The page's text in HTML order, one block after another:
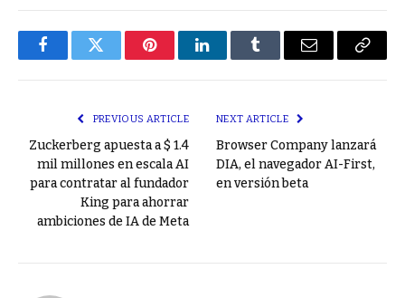
FacebookTwitter PinterestLinkedInTumblr Email
Copy
PREVIOUS ARTICLE
Zuckerberg apuesta a $ 1.4
mil millones en escala AI
para contratar al fundador
King para ahorrar
ambiciones de IA de Meta
NEXT ARTICLE
Browser Company lanzará
DIA, el navegador AI-First,
en versión beta